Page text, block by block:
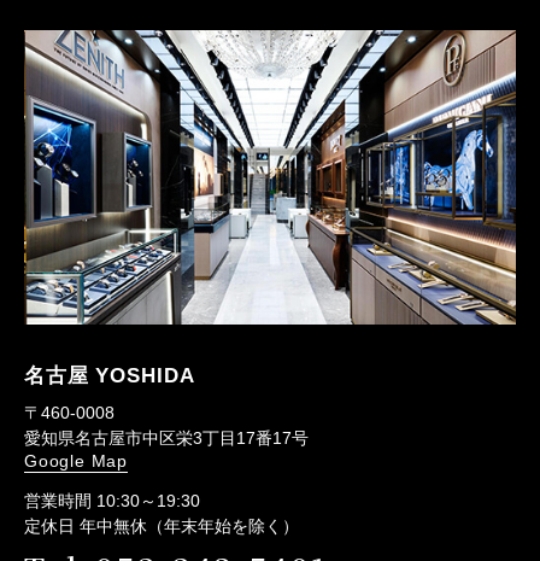
名古屋 YOSHIDA
〒460-0008
愛知県名古屋市中区栄3丁目17番17号
Google Map
営業時間 10:30～19:30
定休日 年中無休（年末年始を除く）